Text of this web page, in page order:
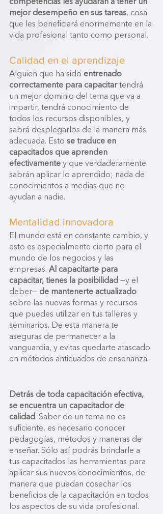
competencias les ayudarán a tener un
mejor desempeño en sus tareas, cosa
que les beneficiará enormemente en la
vida profesional tanto como personal.
Calidad en el aprendizaje
Alguien que ha sido entrenado
correctamente para capacitar tendrá
un mejor dominio del tema que va a
impartir, tendrá conocimiento de
todos los recursos disponibles, y
sabrá desplegarlos de la manera más
adecuada. Esto se traduce en
capacitados que aprenden
efectivamente y que verdaderamente
sabrán aplicar lo aprendido; nada de
conocimientos a medias que no
ayudan a nadie.
Mentalidad innovadora
El mundo está en constante cambio, y
esto es especialmente cierto para el
mundo de los negocios y las
empresas. Al capacitarte para
capacitar, tienes la posibilidad —y el
deber— de mantenerte actualizado
sobre las nuevas formas y recursos
que puedes utilizar en tus talleres y
seminarios. De esta manera te
aseguras de permanecer a la
vanguardia, y evitas quedarte atascado
en métodos anticuados de enseñanza.
Detrás de toda capacitación efectiva,
se encuentra un capacitador de
calidad. Saber de un tema no es
suficiente, es necesario conocer
pedagogías, métodos y maneras de
enseñar. Sólo así podrás brindarle a
tus capacitados las herramientas para
aplicar sus nuevos conocimientos, de
manera que puedan cosechar los
beneficios de la capacitación en todos
los aspectos de su vida profesional.